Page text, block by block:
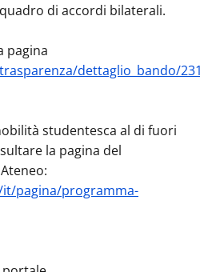
di accordi bilaterali.
pagina
dettaglio_bando/
studentesca al di fuori
la pagina del
pagina/programma-